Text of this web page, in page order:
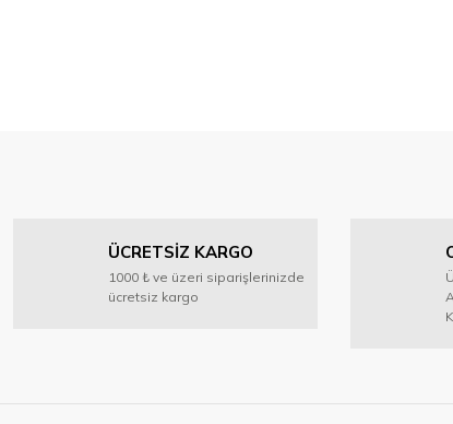
ÜCRETSİZ KARGO
1000 ₺ ve üzeri siparişlerinizde
ücretsiz kargo